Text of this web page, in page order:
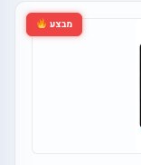
מבצע